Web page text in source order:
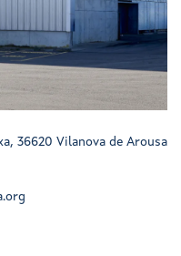
36620 Vilanova de Arousa